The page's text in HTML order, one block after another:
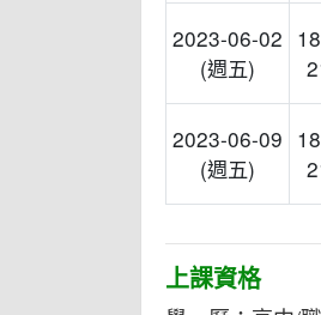
2023-06-02
(週五)
2023-06-09
(週五)
上課資格